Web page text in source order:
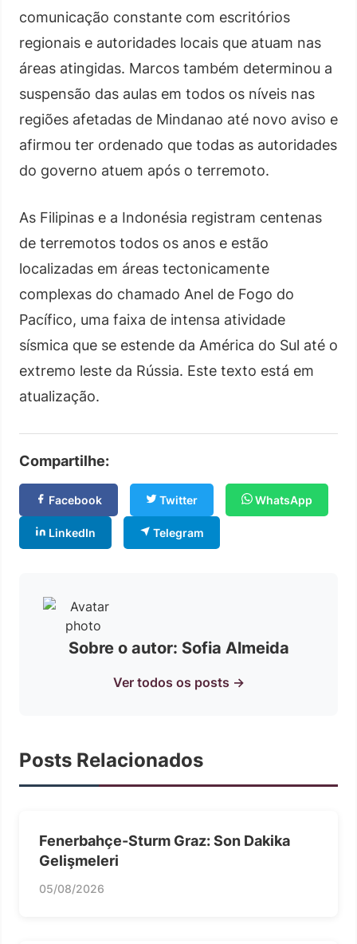
comunicação constante com escritórios
regionais e autoridades locais que atuam nas
áreas atingidas. Marcos também determinou a
suspensão das aulas em todos os níveis nas
regiões afetadas de Mindanao até novo aviso e
afirmou ter ordenado que todas as autoridades
do governo atuem após o terremoto.
As Filipinas e a Indonésia registram centenas
de terremotos todos os anos e estão
localizadas em áreas tectonicamente
complexas do chamado Anel de Fogo do
Pacífico, uma faixa de intensa atividade
sísmica que se estende da América do Sul até o
extremo leste da Rússia. Este texto está em
atualização.
Compartilhe:
Facebook Twitter WhatsApp
LinkedIn Telegram
Sobre o autor: Sofia Almeida
Ver todos os posts →
Posts Relacionados
Fenerbahçe-Sturm Graz: Son Dakika
Gelişmeleri
05/08/2026